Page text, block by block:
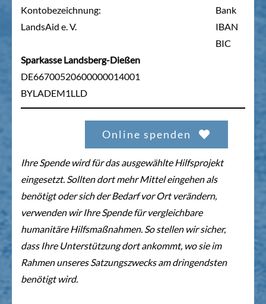
Kontobezeichnung:
LandsAid e. V.
Bank
IBAN
BIC
Sparkasse Landsberg-Dießen
DE66700520600000014001
BYLADEM1LLD
Online spenden
Ihre Spende wird für das ausgewählte Hilfsprojekt
eingesetzt. Sollten dort mehr Mittel eingehen als
benötigt oder sich der Bedarf vor Ort verändern,
verwenden wir Ihre Spende für vergleichbare
humanitäre Hilfsmaßnahmen. So stellen wir sicher,
dass Ihre Unterstützung dort ankommt, wo sie im
Rahmen unseres Satzungszwecks am dringendsten
benötigt wird.